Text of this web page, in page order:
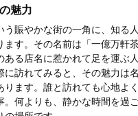
魅力
う賑やかな街の一角に、知る
ます。その名前は「一億万軒
ある店名に惹かれて足を運ぶ
に訪れてみると、その魅力は
ります。誰と訪れても心地よ
。何よりも、静かな時間を過